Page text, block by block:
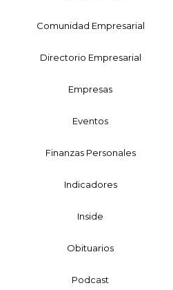
Comunidad Empresarial
Directorio Empresarial
Empresas
Eventos
Finanzas Personales
Indicadores
Inside
Obituarios
Podcast